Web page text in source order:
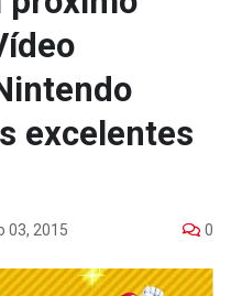
excelentes
03, 2015 0